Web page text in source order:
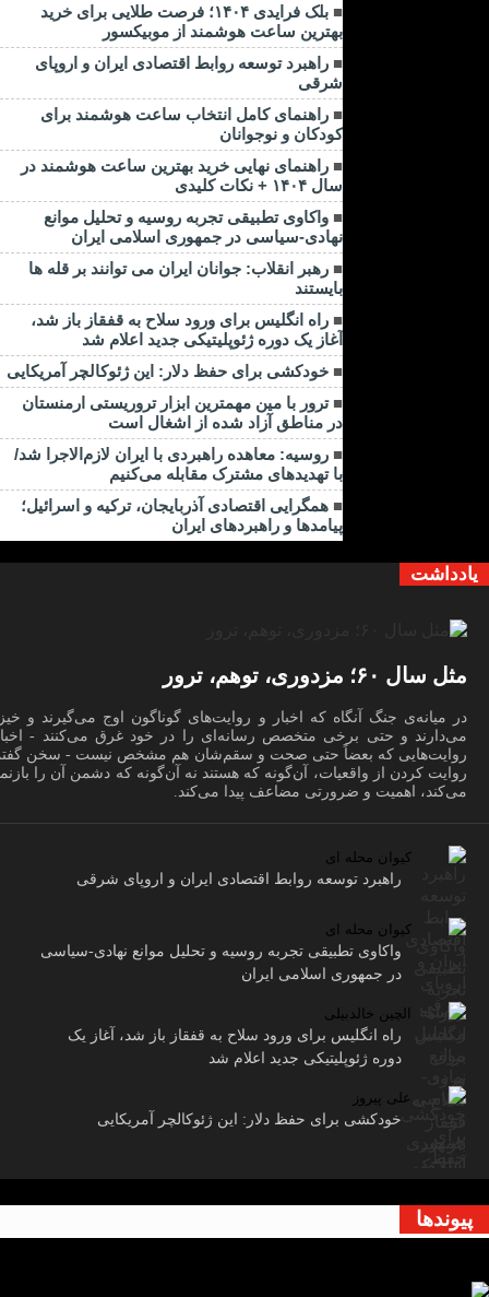
بلک فرایدی ۱۴۰۴؛ فرصت طلایی برای خرید
بهترین ساعت هوشمند از موبیکسور
راهبرد توسعه روابط اقتصادی ایران و اروپای
شرقی
راهنمای کامل انتخاب ساعت هوشمند برای
کودکان و نوجوانان
راهنمای نهایی خرید بهترین ساعت هوشمند در
سال ۱۴۰۴ + نکات کلیدی
واکاوی تطبیقی تجربه روسیه و تحلیل موانع
نهادی-سیاسی در جمهوری اسلامی ایران
رهبر انقلاب: جوانان ایران می توانند بر قله ها
بایستند
راه انگلیس برای ورود سلاح به قفقاز باز شد،
آغاز یک دوره ژئوپلیتیکی جدید اعلام شد
خودکشی برای حفظ دلار: این ژئوکالچر آمریکایی
ترور با مین مهمترین ابزار تروریستی ارمنستان
در مناطق آزاد شده از اشغال است
روسیه: معاهده راهبردی با ایران لازم‌الاجرا شد/
با تهدیدهای مشترک مقابله می‌کنیم
همگرایی اقتصادی آذربایجان، ترکیه و اسرائیل؛
پیامدها و راهبردهای ایران
یادداشت
مثل سال ۶۰؛ مزدوری، توهم، ترور
در میانه‌ی جنگ آنگاه که اخبار و روایت‌های گوناگون اوج می‌گیرند و
می‌دارند و حتی برخی متخصص رسانه‌ای را در خود غرق می‌کنند -
روایت‌هایی که بعضاً حتی صحت و سقم‌شان هم مشخص نیست - سخن
روایت کردن از واقعیات، آن‌گونه که هستند نه آن‌گونه که دشمن آن را
می‌کند، اهمیت و ضرورتی مضاعف پیدا می‌کند.
کیوان محله ای
راهبرد توسعه روابط اقتصادی ایران و اروپای شرقی
کیوان محله ای
واکاوی تطبیقی تجربه روسیه و تحلیل موانع نهادی-سیاسی
در جمهوری اسلامی ایران
الچین خالدبیلی
راه انگلیس برای ورود سلاح به قفقاز باز شد، آغاز یک
دوره ژئوپلیتیکی جدید اعلام شد
علی پیروز
خودکشی برای حفظ دلار: این ژئوکالچر آمریکایی
پیوندها